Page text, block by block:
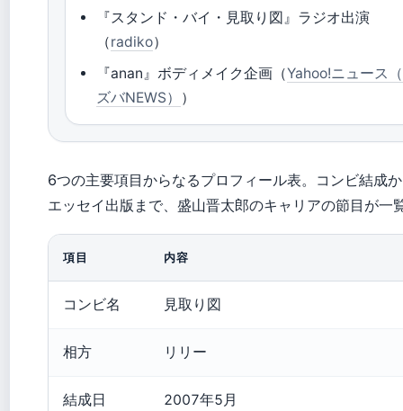
『スタンド・バイ・見取り図』ラジオ出演
（radiko）
『anan』ボディメイク企画（Yahoo!ニュース
ズバNEWS） ）
6つの主要項目からなるプロフィール表。コンビ結成
エッセイ出版まで、盛山晋太郎のキャリアの節目が一
項目 内容
コンビ名 見取り図
相方 リリー
結成日 2007年5月